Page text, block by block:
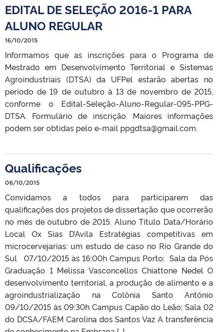
EDITAL DE SELEÇÃO 2016-1 PARA
ALUNO REGULAR
16/10/2015
Informamos que as inscrições para o Programa de
Mestrado em Desenvolvimento Territorial e Sistemas
Agroindustriais (DTSA) da UFPel estarão abertas no
período de 19 de outubro à 13 de novembro de 2015,
conforme o Edital-Seleção-Aluno-Regular-095-PPG-
DTSA. Formulário de inscrição. Maiores informações
podem ser obtidas pelo e-mail ppgdtsa@gmail.com.
Qualificações
06/10/2015
Convidamos a todos para participarem das
qualificações dos projetos de dissertação que ocorrerão
no mês de outubro de 2015. Aluno Título Data/Horário
Local Ox Sias D’Avila Estratégias competitivas em
microcervejarias: um estudo de caso no Rio Grande do
Sul 07/10/2015 às 16:00h Campus Porto; Sala da Pós
Graduação 1 Melissa Vasconcellos Chiattone Nedel O
desenvolvimento territorial, a produção de alimento e a
agroindustrialização na Colônia Santo Antônio
09/10/2015 às 09:30h Campus Capão do Leão; Sala 02
do DCSA/FAEM Carolina dos Santos Vaz A transferência